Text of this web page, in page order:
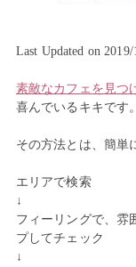
Last Updated on
素敵なカフェを見つ
喜んでいるキキです。
その方法とは、簡単
エリアで検索
↓
フィーリングで、雰
プしてチェック
↓